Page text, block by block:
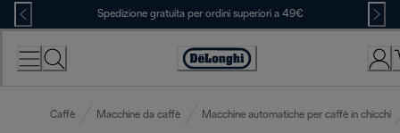
Skip
to
Content
Spedizione gratuita per ordini superiori a 49€
Accessibility
Caffè Macchine da caffè Macchine automatiche per caffè in chicchi